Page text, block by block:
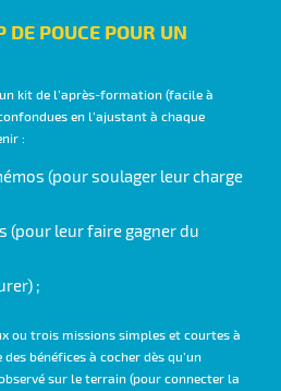
DE POUCE POUR UN
kit de l’après-formation (facile à
en l’ajustant à chaque
:
(pour soulager leur charge
(pour leur faire gagner du
;
ou trois missions simples et courtes à
bénéfices à cocher dès qu’un
sur le terrain (pour connecter la